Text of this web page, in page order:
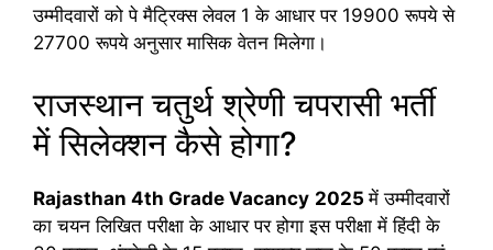
उम्मीदवारों को पे मैट्रिक्स लेवल 1 के आधार पर 19900 रूपये से
27700 रूपये अनुसार मासिक वेतन मिलेगा।
राजस्थान चतुर्थ श्रेणी चपरासी भर्ती
में सिलेक्शन कैसे होगा?
Rajasthan 4th Grade Vacancy 2025में उम्मीदवारों
का चयन लिखित परीक्षा के आधार पर होगा इस परीक्षा में हिंदी के